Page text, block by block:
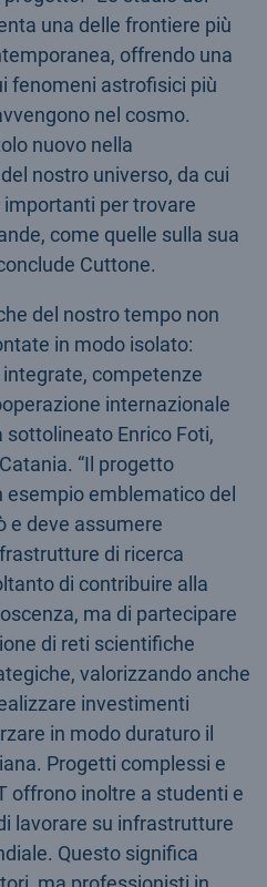
una delle frontiere più
offrendo una
fenomeni astrofisici più
nel cosmo.
nuovo nella
nostro universo, da cui
per trovare
come quelle sulla sua
Cuttone.
del nostro tempo non
in modo isolato:
competenze
internazionale
sottolineato Enrico Foti,
“Il progetto
esempio emblematico del
e deve assumere
di ricerca
di contribuire alla
ma di partecipare
di reti scientifiche
valorizzando anche
investimenti
in modo duraturo il
Progetti complessi e
offrono inoltre a studenti e
lavorare su infrastrutture
Questo significa